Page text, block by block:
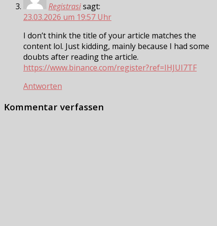
Registrasisagt:
23.03.2026 um 19:57 Uhr
I don’t think the title of your article matches the
content lol. Just kidding, mainly because I had some
doubts after reading the article.
https://www.binance.com/register?ref=IHJUI7TF
Antworten
Kommentar verfassen